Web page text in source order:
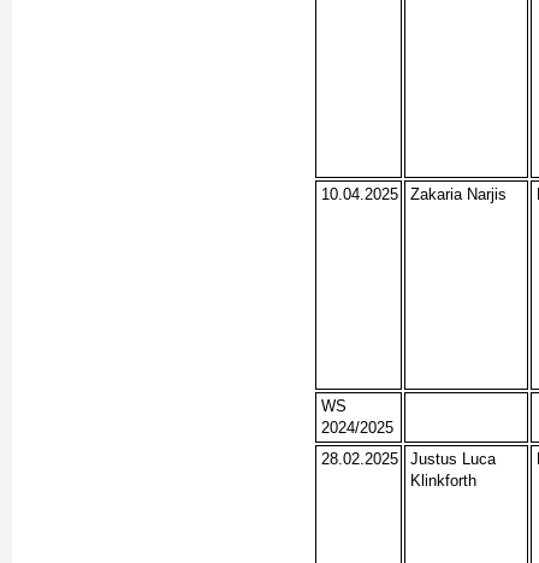
10.04.2025 Zakaria Narjis
WS
2024/2025
28.02.2025
Justus Luca
Klinkforth